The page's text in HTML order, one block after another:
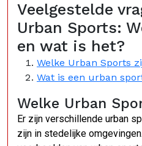
Veelgestelde
Urban Sports:
en wat is het?
Welke Urban Sports
Wat is een urban
Welke Urban
Er zijn verschillende urban
zijn in stedelijke